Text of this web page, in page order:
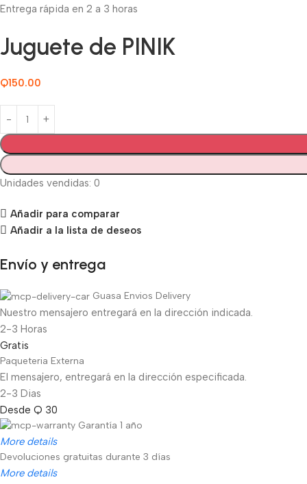
Entrega rápida en 2 a 3 horas
Juguete de PINIK
Q150.00
Unidades vendidas: 0
Añadir para comparar
Añadir a la lista de deseos
Envío y entrega
Guasa Envios Delivery
Nuestro mensajero entregará en la dirección indicada.
2-3 Horas
Gratis
Paqueteria Externa
El mensajero, entregará en la dirección especificada.
2-3 Dias
Desde Q 30
Garantía 1 año
More details
Devoluciones gratuitas durante 3 días
More details